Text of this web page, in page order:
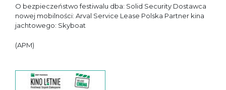
O bezpieczeństwo festiwalu dba: Solid Security Dostawca
nowej mobilności: Arval Service Lease Polska Partner kina
jachtowego: Skyboat
(APM)